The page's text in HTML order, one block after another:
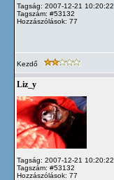
Tagság: 2007-12-21 10:20:22
Tagszám: #53132
Hozzászólások: 77
Kezdő
Liz_y
Tagság: 2007-12-21 10:20:22
Tagszám: #53132
Hozzászólások: 77